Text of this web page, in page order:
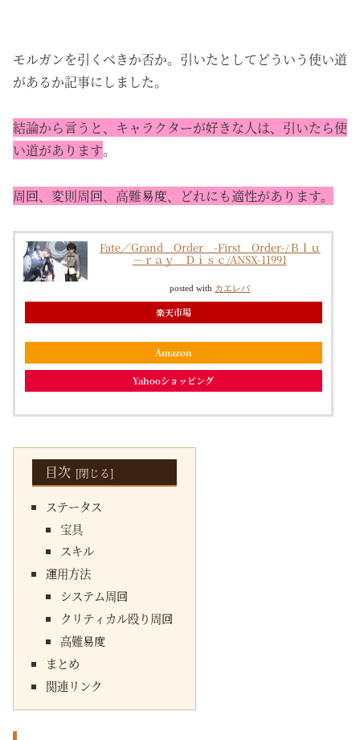
モルガンを引くべきか否か。引いたとしてどういう使い道
があるか記事にしました。
結論から言うと、キャラクターが好きな人は、引いたら使
い道があります。
周回、変則周回、高難易度、どれにも適性があります。
Fate／Grand Order -First Order-/Ｂｌｕ
－ｒａｙ Ｄｉｓｃ/ANSX-11991
posted with カエレバ
楽天市場
Amazon
Yahooショッピング
目次
ステータス
宝具
スキル
運用方法
システム周回
クリティカル殴り周回
高難易度
まとめ
関連リンク